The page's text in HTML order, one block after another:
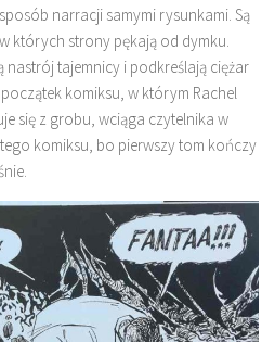
narracji samymi rysunkami. Są
których strony pękają od dymku.
tajemnicy i podkreślają ciężar
komiksu, w którym Rachel
się z grobu, wciąga czytelnika w
komiksu, bo pierwszy tom kończy